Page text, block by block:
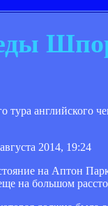
тура английского
2014, 19:24
на Аптон
на большом